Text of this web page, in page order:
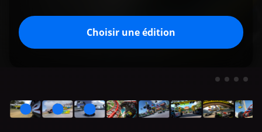
Choisir une édition